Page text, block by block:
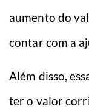
aumento do
contar com a
Além disso,
ter o valor